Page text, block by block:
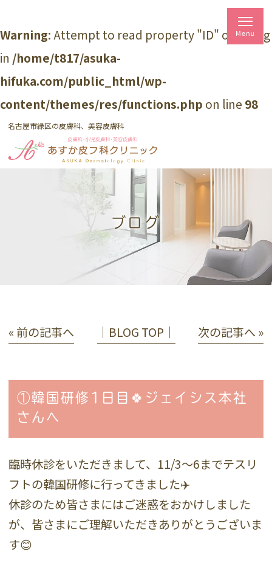
Warning: Attempt to read property "ID" on string
in /home/t817/asuka-
hifuka.com/public_html/wp-
content/themes/res/functions.php on line 98
名古屋市緑区の皮膚科、美容皮膚科
ブログ
« 前の記事へ │BLOG TOP│ 次の記事へ »
①韓国研修1日目🍀ジェイシス本社
さんへ
臨時休診をいただきまして、11/3〜6までテスリ
フトの韓国研修に行ってきました✈️
休診のため皆さまにはご迷惑をおかけしました
が、皆さまにご理解いただきありがとうございま
す😊